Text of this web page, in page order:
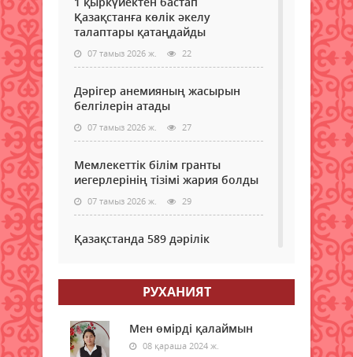
Қазақстанға көлік әкелу
талаптары қатаңдайды
07 тамыз 2026 ж. 22
Дәрігер анемияның жасырын
белгілерін атады
07 тамыз 2026 ж. 27
Мемлекеттік білім гранты
иегерлерінің тізімі жария болды
07 тамыз 2026 ж. 29
Қазақстанда 589 дәрілік
маңызды мәлімдеме: ата-аналар
нені білуі керек
РУХАНИЯТ
Мен өмірді қалаймын
08 қараша 2024 ж.